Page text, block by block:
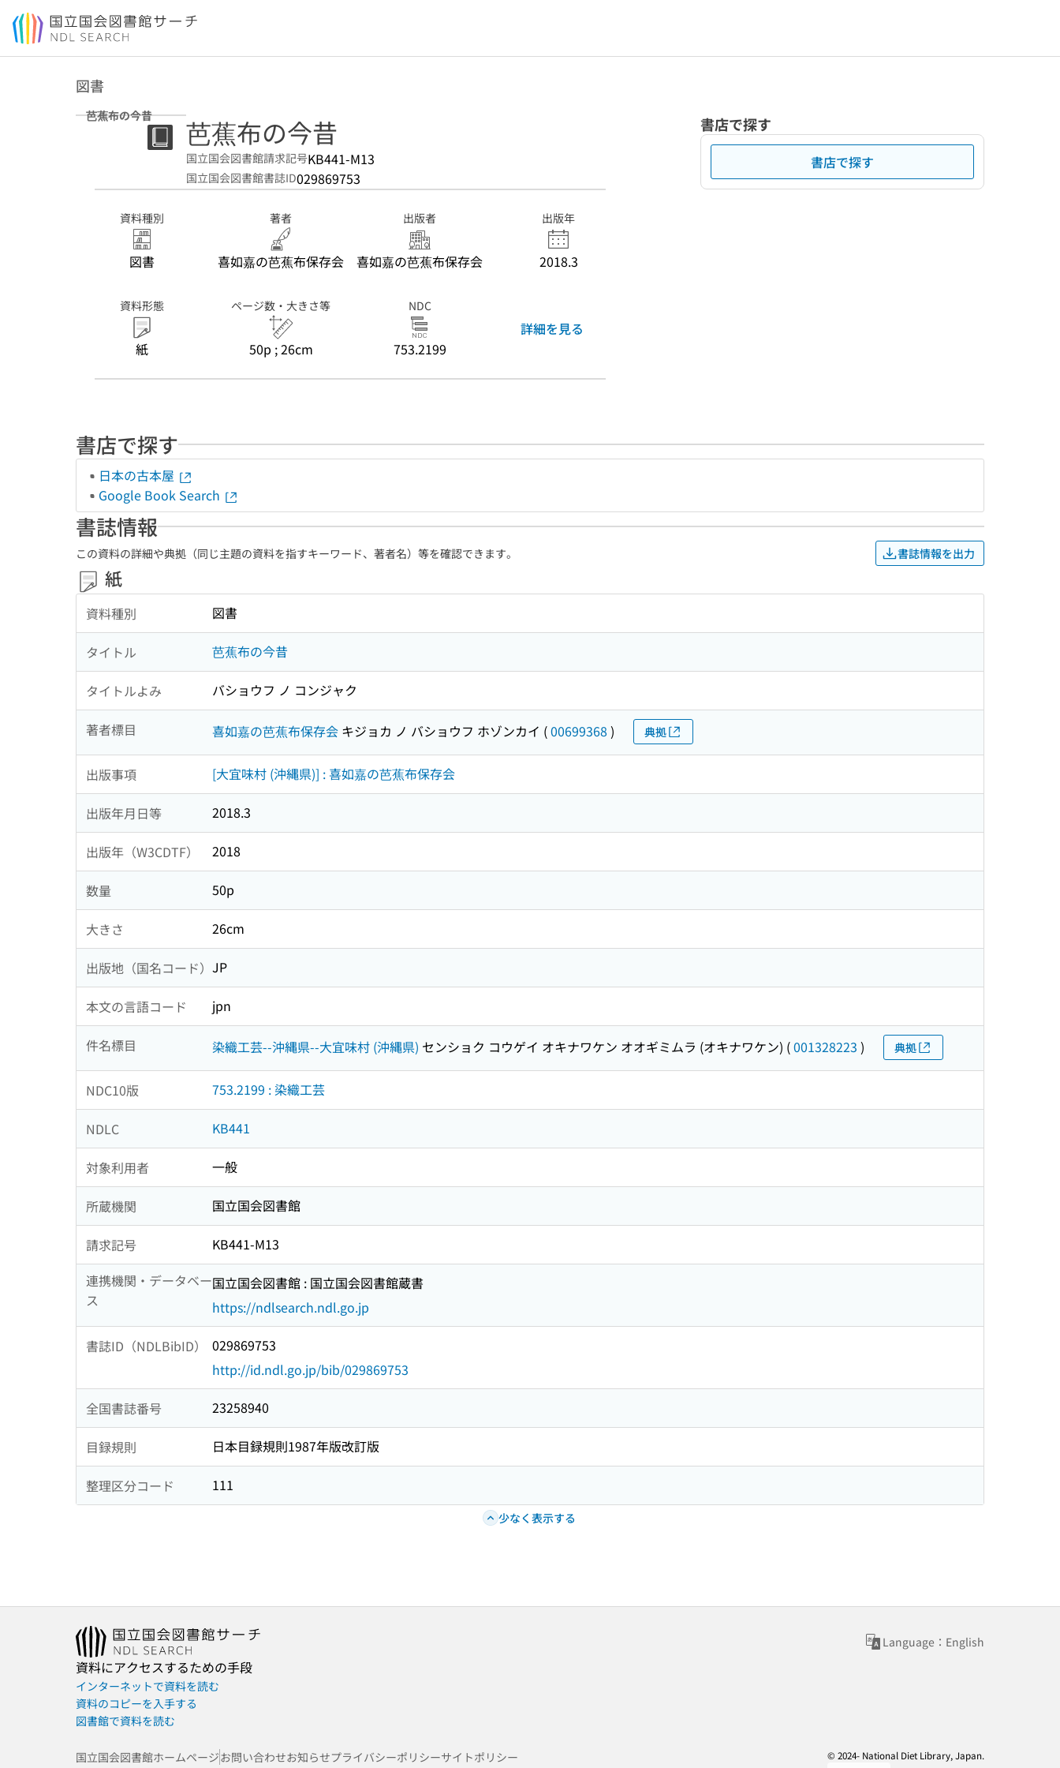
本文へ移動
図書
芭蕉布の今昔 芭蕉布の今昔
国立国会図書館請求記号KB441-M13
国立国会図書館書誌ID029869753
資料種別
図書
著者
喜如嘉の芭蕉布保存会
出版者
喜如嘉の芭蕉布保存会
出版年
2018.3
資料形態
紙
ページ数・大きさ等
50p ; 26cm
NDC
753.2199
詳細を見る
書店で探す
書店で探す
書店で探す
日本の古本屋
Google Book Search
書誌情報
この資料の詳細や典拠（同じ主題の資料を指すキーワード、著者名）等を確認できます。 書誌情報を出力
紙
資料種別 図書
タイトル 芭蕉布の今昔
タイトルよみ バショウフ ノ コンジャク
著者標目 喜如嘉の芭蕉布保存会 キジョカ ノ バショウフ ホゾンカイ (00699368 ) 典拠
出版事項 [大宜味村 (沖縄県)] : 喜如嘉の芭蕉布保存会
出版年月日等 2018.3
出版年（W3CDTF） 2018
数量 50p
大きさ 26cm
出版地（国名コード） JP
本文の言語コード jpn
件名標目 染織工芸--沖縄県--大宜味村 (沖縄県) センショク コウゲイ オキナワケン オオギミムラ (オキナワケン) (001328223 ) 典拠
NDC10版 753.2199 : 染織工芸
NDLC KB441
対象利用者 一般
所蔵機関 国立国会図書館
請求記号
KB441-M13
連携機関・データベー
ス
国立国会図書館 : 国立国会図書館蔵書
https://ndlsearch.ndl.go.jp
書誌ID（NDLBibID）
029869753
http://id.ndl.go.jp/bib/029869753
全国書誌番号 23258940
目録規則 日本目録規則1987年版改訂版
整理区分コード 111
少なく表示する
Language：English
資料にアクセスするための手段
インターネットで資料を読む
資料のコピーを入手する
図書館で資料を読む
国立国会図書館ホームページお問い合わせお知らせプライバシーポリシーサイトポリシー
© 2024- National Diet Library, Japan.